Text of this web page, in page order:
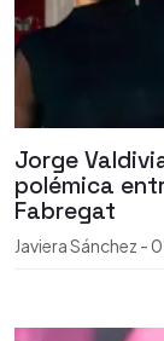
Jorge
polémica
Fabregat
Javiera Sánchez -